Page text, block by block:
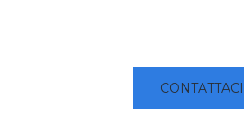
CONTATTACI